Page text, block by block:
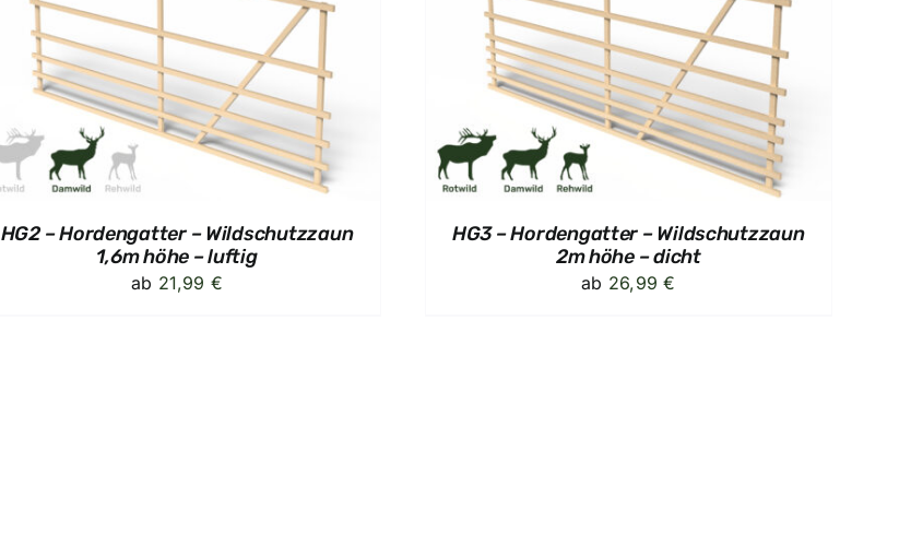
HG2 – Hordengatter – Wildschutzzaun
1,6m höhe – luftig
ab 21,99 €
AUSFÜHRUNG WÄHLEN / DETAILS
HG3 – Hordengatter – Wildschutzzaun
2m höhe – dicht
ab 26,99€